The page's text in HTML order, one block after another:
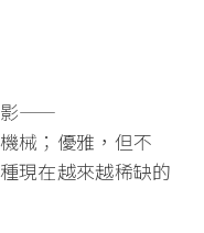
影——
械；優雅，但不
現在越來越稀缺的